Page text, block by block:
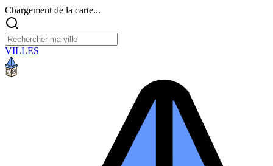
Chargement de la carte...
VILLES